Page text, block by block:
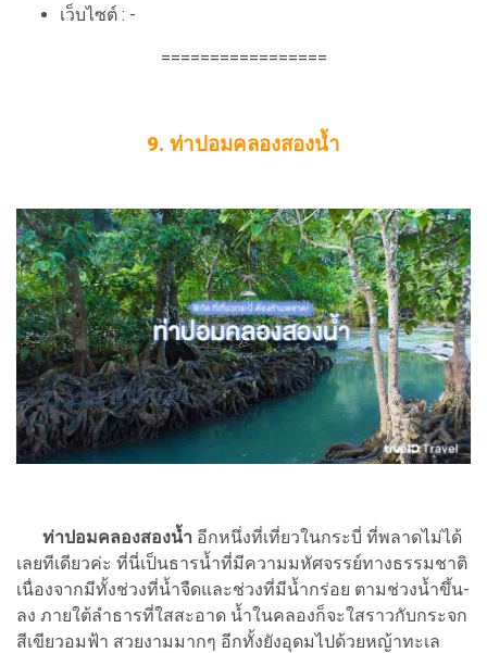
เว็บไซต์ : -
=================
9. ท่าปอมคลองสองน้ำ
ท่าปอมคลองสองน้ำ อีกหนึ่งที่เที่ยวในกระบี่ ที่พลาดไม่ได้
เลยทีเดียวค่ะ ที่นี่เป็นธารน้ำที่มีความมหัศจรรย์ทางธรรมชาติ
เนื่องจากมีทั้งช่วงที่น้ำจืดและช่วงที่มีน้ำกร่อย ตามช่วงน้ำขึ้น-
ลง ภายใต้ลำธารที่ใสสะอาด น้ำในคลองก็จะใสราวกับกระจก
สีเขียวอมฟ้า สวยงามมากๆ อีกทั้งยังอุดมไปด้วยหญ้าทะเล